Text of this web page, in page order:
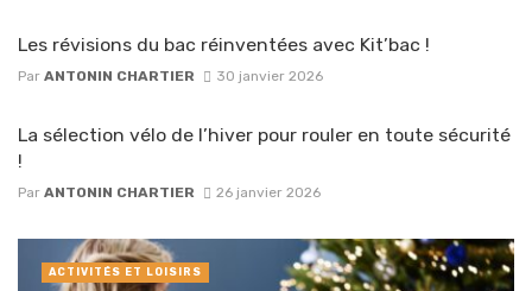
Les révisions du bac réinventées avec Kit’bac !
Par ANTONIN CHARTIER 30 janvier 2026
La sélection vélo de l’hiver pour rouler en toute sécurité
!
Par ANTONIN CHARTIER 26 janvier 2026
ACTIVITÉS ET LOISIRS